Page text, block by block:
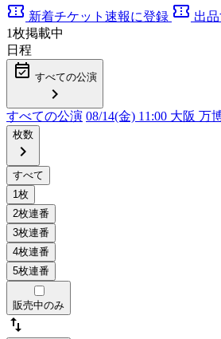
confirmation_number 新着チケット速報に登録 confirmation_number 出
1枚掲載中
日程
event_available すべての公演
chevron_right
すべての公演 08/14(金) 11:00 大阪 万
枚数
chevron_right
販売中のみ
swap_vert